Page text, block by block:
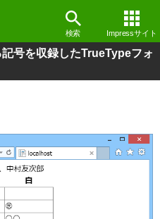
検索 Impressサイト
号を収録したTrueTypeフォ